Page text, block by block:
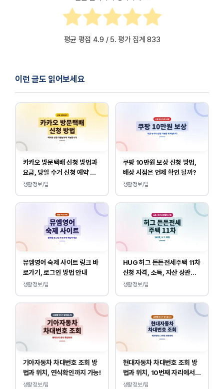
병무청 발급안내
평균 평점 4.9 / 5. 평가 집계833
이런 글도 읽어보세요
카카오 방문택배 신청 방법과
요금, 당일 수거 신청 예약 안
내
생활정보/팁
쿠팡 10만원 보상 신청 방법,
배상 시점은 언제 확인 될까?
생활정보/팁
뮤엠영어 숙제 사이트 링크 바
로가기, 로그인 방법 안내
생활정보/팁
HUG 허그 든든전세주택 11차
신청 자격, 소득, 자산 상관없
이 가능합니다.
생활정보/팁
기아자동차 차대번호 조회 방
법과 위치, 연식확인까지 가능!
생활정보/팁
현대자동차 차대번호 조회 방
법과 위치, 10번째 자리에서
연식 확인!
생활정보/팁